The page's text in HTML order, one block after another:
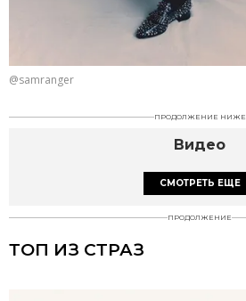
@samranger
ПРОДОЛЖЕНИЕ НИЖЕ
Видео
СМОТРЕТЬ ЕЩЕ
ПРОДОЛЖЕНИЕ
ТОП ИЗ СТРАЗ